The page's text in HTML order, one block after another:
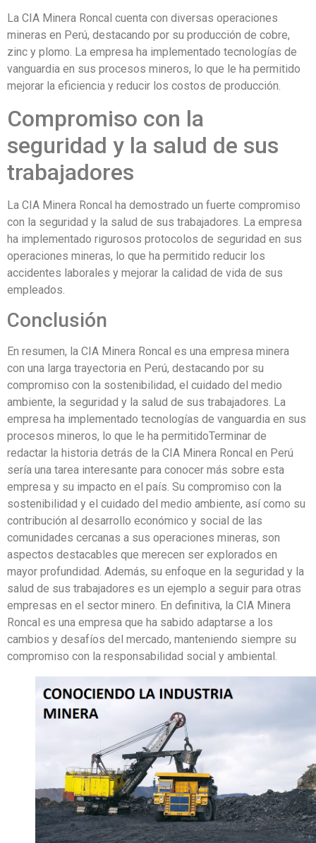
La CIA Minera Roncal cuenta con diversas operaciones
mineras en Perú, destacando por su producción de cobre,
zinc y plomo. La empresa ha implementado tecnologías de
vanguardia en sus procesos mineros, lo que le ha permitido
mejorar la eficiencia y reducir los costos de producción.
Compromiso con la
seguridad y la salud de sus
trabajadores
La CIA Minera Roncal ha demostrado un fuerte compromiso
con la seguridad y la salud de sus trabajadores. La empresa
ha implementado rigurosos protocolos de seguridad en sus
operaciones mineras, lo que ha permitido reducir los
accidentes laborales y mejorar la calidad de vida de sus
empleados.
Conclusión
En resumen, la CIA Minera Roncal es una empresa minera
con una larga trayectoria en Perú, destacando por su
compromiso con la sostenibilidad, el cuidado del medio
ambiente, la seguridad y la salud de sus trabajadores. La
empresa ha implementado tecnologías de vanguardia en sus
procesos mineros, lo que le ha permitidoTerminar de
redactar la historia detrás de la CIA Minera Roncal en Perú
sería una tarea interesante para conocer más sobre esta
empresa y su impacto en el país. Su compromiso con la
sostenibilidad y el cuidado del medio ambiente, así como su
contribución al desarrollo económico y social de las
comunidades cercanas a sus operaciones mineras, son
aspectos destacables que merecen ser explorados en
mayor profundidad. Además, su enfoque en la seguridad y la
salud de sus trabajadores es un ejemplo a seguir para otras
empresas en el sector minero. En definitiva, la CIA Minera
Roncal es una empresa que ha sabido adaptarse a los
cambios y desafíos del mercado, manteniendo siempre su
compromiso con la responsabilidad social y ambiental.